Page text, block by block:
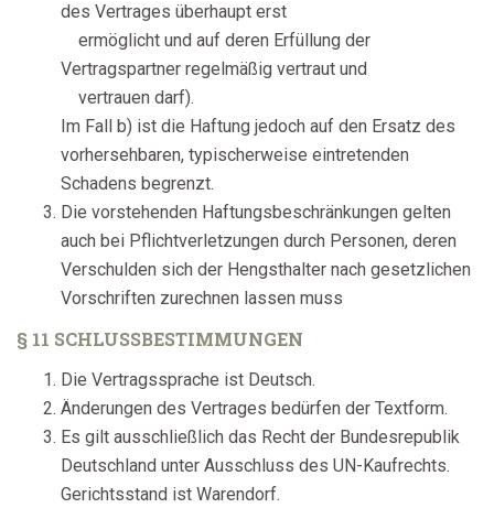
des Vertrages überhaupt erst
ermöglicht und auf deren Erfüllung der
Vertragspartner regelmäßig vertraut und
vertrauen darf).
Im Fall b) ist die Haftung jedoch auf den Ersatz des
vorhersehbaren, typischerweise eintretenden
Schadens begrenzt.
Die vorstehenden Haftungsbeschränkungen gelten
auch bei Pflichtverletzungen durch Personen, deren
Verschulden sich der Hengsthalter nach gesetzlichen
Vorschriften zurechnen lassen muss
§ 11 SCHLUSSBESTIMMUNGEN
Die Vertragssprache ist Deutsch.
Änderungen des Vertrages bedürfen der Textform.
Es gilt ausschließlich das Recht der Bundesrepublik
Deutschland unter Ausschluss des UN-Kaufrechts.
Gerichtsstand ist Warendorf.